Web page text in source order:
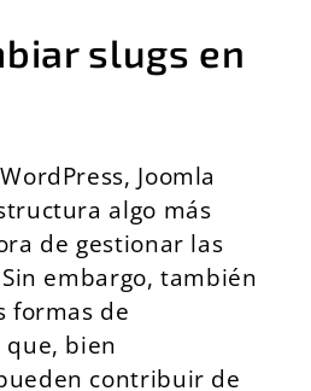
slugs en
Joomla
algo más
de gestionar las
embargo, también
formas de
bien
contribuir de